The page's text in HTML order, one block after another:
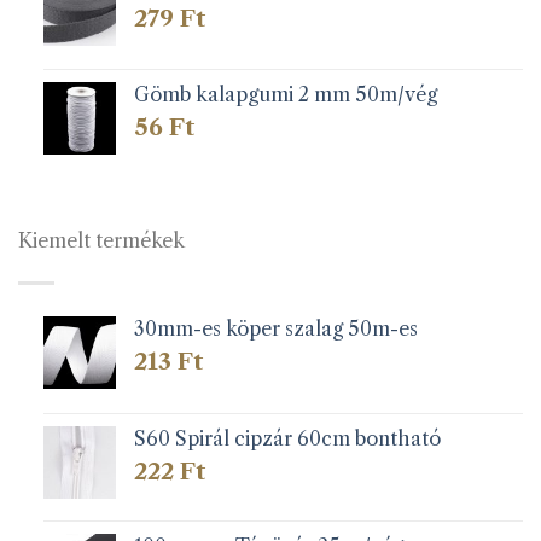
279 Ft
Gömb kalapgumi 2 mm 50m/vég
56 Ft
Kiemelt termékek
30mm-es köper szalag 50m-es
213 Ft
S60 Spirál cipzár 60cm bontható
222 Ft